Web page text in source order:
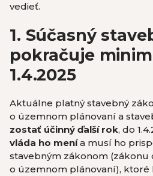
vedieť.
1. Súčasný
pokračuje
1.4.2025
Aktuálne platný stavebný
o územnom plánovaní a
zostať účinný ďalší rok, do
vláda ho menía musí ho
stavebným zákonom (zákonu
o územnom plánovaní), ktoré